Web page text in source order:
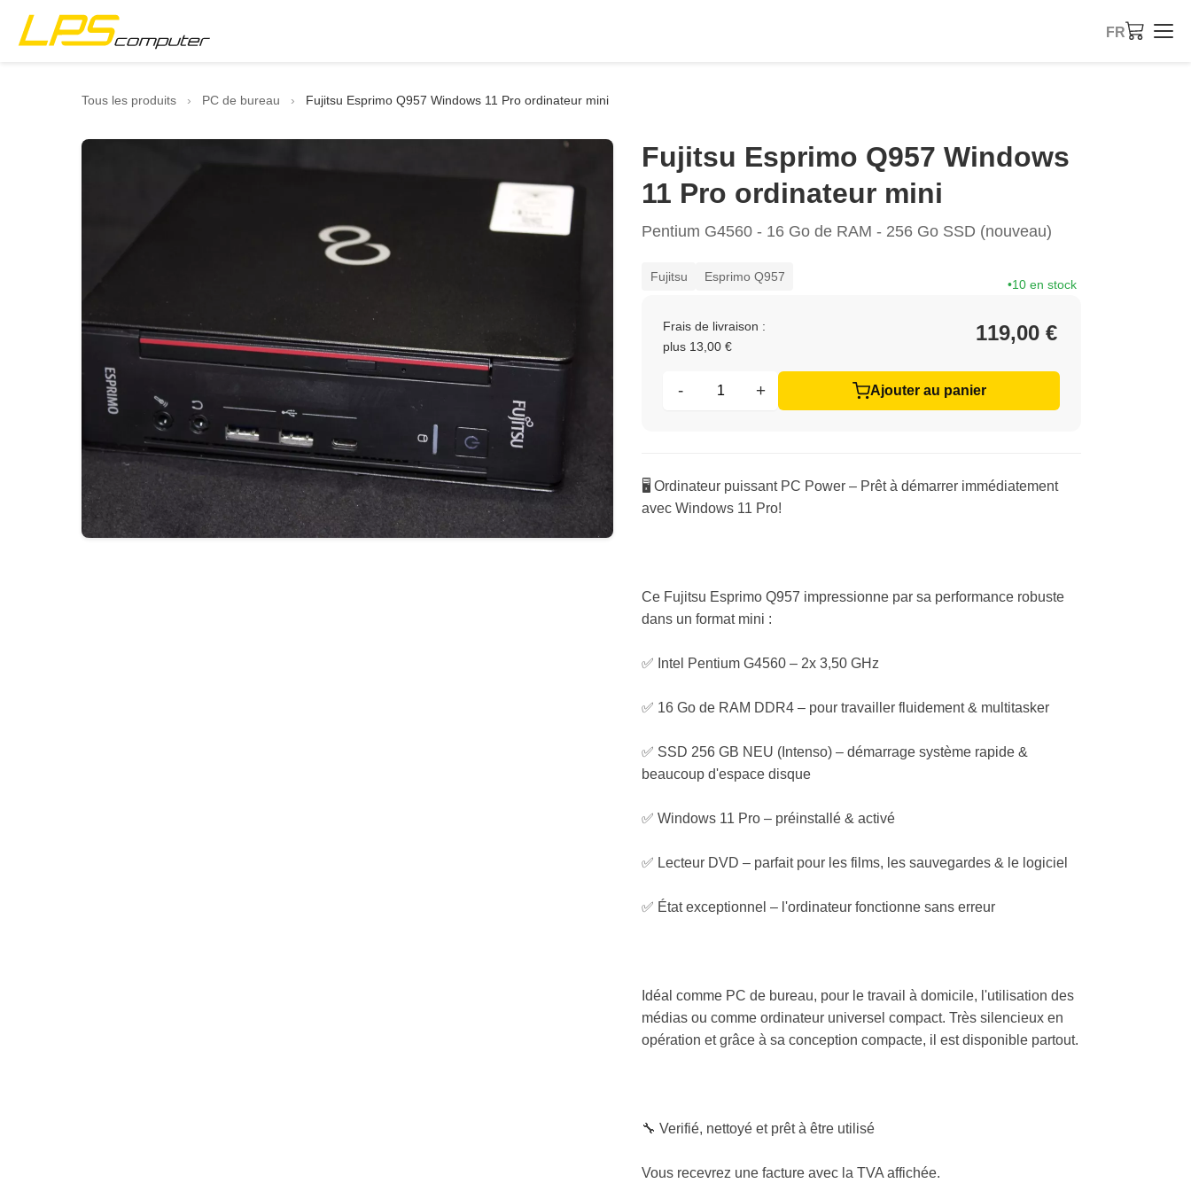
FR
Tous les produits › PC de bureau › Fujitsu Esprimo Q957 Windows 11 Pro ordinateur mini
Fujitsu Esprimo Q957 Windows
11 Pro ordinateur mini
Pentium G4560 - 16 Go de RAM - 256 Go SSD (nouveau)
Fujitsu Esprimo Q957
10 en stock
Frais de livraison :
plus 13,00 €
119,00 €
- + Ajouter au panier
🖥️ Ordinateur puissant PC Power – Prêt à démarrer immédiatement
avec Windows 11 Pro!
Ce Fujitsu Esprimo Q957 impressionne par sa performance robuste
dans un format mini :
✅ Intel Pentium G4560 – 2x 3,50 GHz
✅ 16 Go de RAM DDR4 – pour travailler fluidement & multitasker
✅ SSD 256 GB NEU (Intenso) – démarrage système rapide &
beaucoup d'espace disque
✅ Windows 11 Pro – préinstallé & activé
✅ Lecteur DVD – parfait pour les films, les sauvegardes & le logiciel
✅ État exceptionnel – l'ordinateur fonctionne sans erreur
Idéal comme PC de bureau, pour le travail à domicile, l'utilisation des
médias ou comme ordinateur universel compact. Très silencieux en
opération et grâce à sa conception compacte, il est disponible partout.
🔧 Verifié, nettoyé et prêt à être utilisé
Vous recevrez une facture avec la TVA affichée.